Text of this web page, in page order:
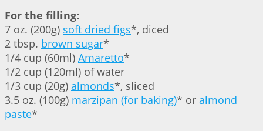
For the filling:
7 oz. (200g) soft dried figs*, diced
2 tbsp. brown sugar*
1/4 cup (60ml) Amaretto*
1/2 cup (120ml) of water
1/3 cup (20g) almonds*, sliced
3.5 oz. (100g) marzipan (for baking)* or almond
paste*